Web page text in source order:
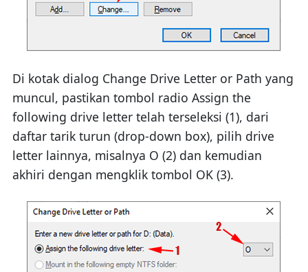
Di kotak dialog Change Drive Letter or Path yang
muncul, pastikan tombol radio Assign the
following drive letter telah terseleksi (1), dari
daftar tarik turun (drop-down box), pilih drive
letter lainnya, misalnya O (2) dan kemudian
akhiri dengan mengklik tombol OK (3).